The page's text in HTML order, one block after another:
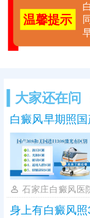
温馨提示
大家还在问
白癜风早期照
石家庄白癜风医